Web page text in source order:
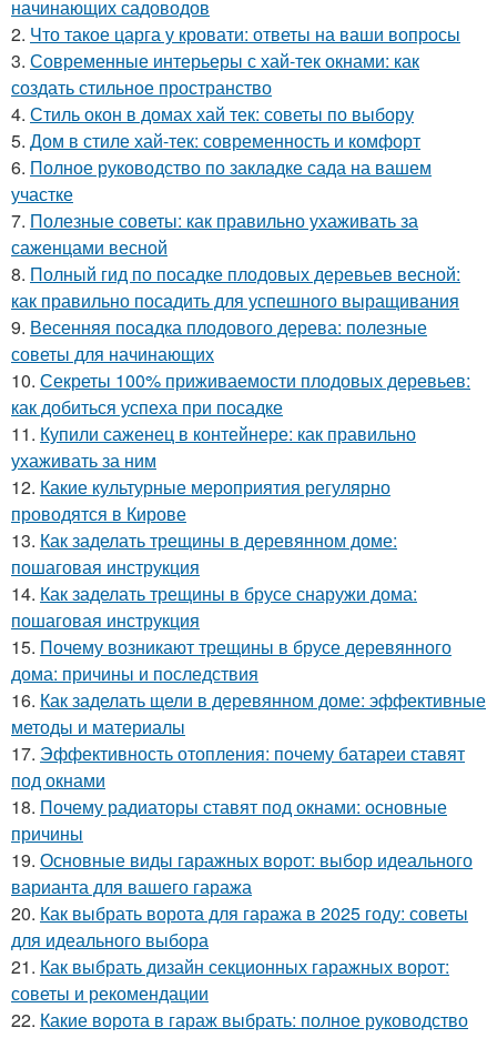
начинающих садоводов
2. Что такое царга у кровати: ответы на ваши вопросы
3. Современные интерьеры с хай-тек окнами: как
создать стильное пространство
4. Стиль окон в домах хай тек: советы по выбору
5. Дом в стиле хай-тек: современность и комфорт
6. Полное руководство по закладке сада на вашем
участке
7. Полезные советы: как правильно ухаживать за
саженцами весной
8. Полный гид по посадке плодовых деревьев весной:
как правильно посадить для успешного выращивания
9. Весенняя посадка плодового дерева: полезные
советы для начинающих
10. Секреты 100% приживаемости плодовых деревьев:
как добиться успеха при посадке
11. Купили саженец в контейнере: как правильно
ухаживать за ним
12. Какие культурные мероприятия регулярно
проводятся в Кирове
13. Как заделать трещины в деревянном доме:
пошаговая инструкция
14. Как заделать трещины в брусе снаружи дома:
пошаговая инструкция
15. Почему возникают трещины в брусе деревянного
дома: причины и последствия
16. Как заделать щели в деревянном доме: эффективные
методы и материалы
17. Эффективность отопления: почему батареи ставят
под окнами
18. Почему радиаторы ставят под окнами: основные
причины
19. Основные виды гаражных ворот: выбор идеального
варианта для вашего гаража
20. Как выбрать ворота для гаража в 2025 году: советы
для идеального выбора
21. Как выбрать дизайн секционных гаражных ворот:
советы и рекомендации
22. Какие ворота в гараж выбрать: полное руководство